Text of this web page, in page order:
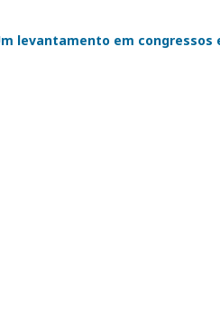
levantamento em congressos